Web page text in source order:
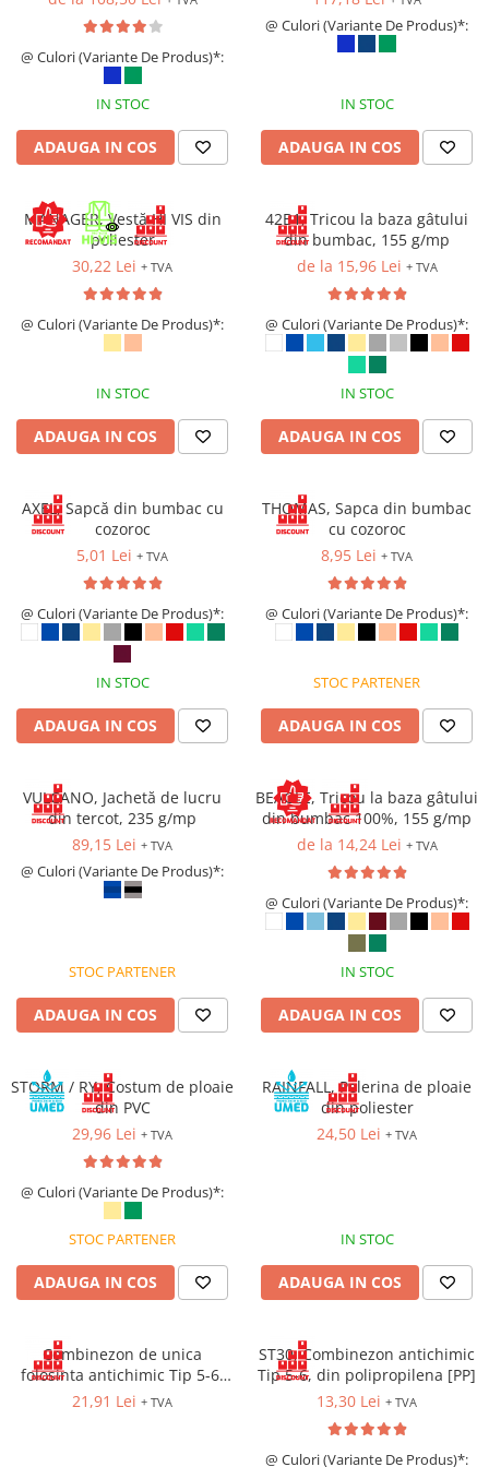
Costume | Combinezoane
Impermeabile
Pantaloni Impermeabili
Pelerine | Jachete Impermeabile
Imbracaminte TERMOIZOLANTĂ
Pantaloni Termoizolanti
Costume | Combinezoane
Termoizolante
Veste Termoizolante
(HI-VIS)
Pantaloni si salopete reflectorizante
(HI-VIS)
Costume reflectorizante (HI-VIS)
Veste reflectorizante (HI-VIS)
Tricouri si bluze reflectorizante (HI-
Fesuri, capisoane si sepci
reflectorizante (HI-VIS)
Îmbrăcăminte ANTICHIMICĂ |
MULTIRISC
Costume | Combinezoane
Halate | Sorturi Antichimice |
Multirisc
Jachete | Bluze Antichimice |
Multirisc
Pantaloni Antichimici | Multirisc
Jambiere Ignifuge
Cagule | Capisoane Ignifuge
Costume | Combinezoane Ignifuge
Mânecuțe Ignifuge
Pantaloni Ignifugi
Sorturi ignifuge
ÎNCĂLȚĂMINTE
Pantofi
Pantofi outdoor
Pantofi de lucru O1
Pantofi de lucru O2
Pantofi de protecție OB
Pantofi de protecție SB
Pantofi de protecție S1P
@ Culori (Variante De Produs)*:
IN STOC
ADAUGA IN COS
@ Culori (Variante De Produs)*:
IN STOC
ADAUGA IN COS
MANAGER, Vestă HI VIS din
poliester
30,22 Lei + TVA
@ Culori (Variante De Produs)*:
IN STOC
ADAUGA IN COS
42B1, Tricou la baza gâtului
din bumbac, 155 g/mp
de la 15,96 Lei + TVA
@ Culori (Variante De Produs)*:
IN STOC
ADAUGA IN COS
AXEL, Sapcă din bumbac cu
cozoroc
5,01 Lei + TVA
@ Culori (Variante De Produs)*:
IN STOC
ADAUGA IN COS
THOMAS, Sapca din bumbac
cu cozoroc
8,95 Lei + TVA
@ Culori (Variante De Produs)*:
STOC PARTENER
ADAUGA IN COS
VULCANO, Jachetă de lucru
din tercot, 235 g/mp
89,15 Lei + TVA
@ Culori (Variante De Produs)*:
STOC PARTENER
ADAUGA IN COS
BEAGLE, Tricou la baza gâtului
din bumbac 100%, 155 g/mp
de la 14,24 Lei + TVA
@ Culori (Variante De Produs)*:
IN STOC
ADAUGA IN COS
STORM / RY, Costum de ploaie
din PVC
29,96 Lei + TVA
@ Culori (Variante De Produs)*:
STOC PARTENER
ADAUGA IN COS
RAINFALL, Pelerina de ploaie
din poliester
24,50 Lei + TVA
IN STOC
ADAUGA IN COS
Combinezon de unica
folosinta antichimic Tip 5-6,
din polipropilena [PP], cu
21,91 Lei + TVA
ST30, Combinezon antichimic
Tip 5-6, din polipropilena [PP]
13,30 Lei + TVA
@ Culori (Variante De Produs)*: